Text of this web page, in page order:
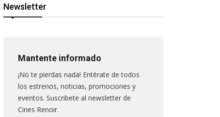
Newsletter
Mantente informado
¡No te pierdas nada! Entérate de todos
los estrenos, noticias, promociones y
eventos. Suscribete al newsletter de
Cines Renoir.